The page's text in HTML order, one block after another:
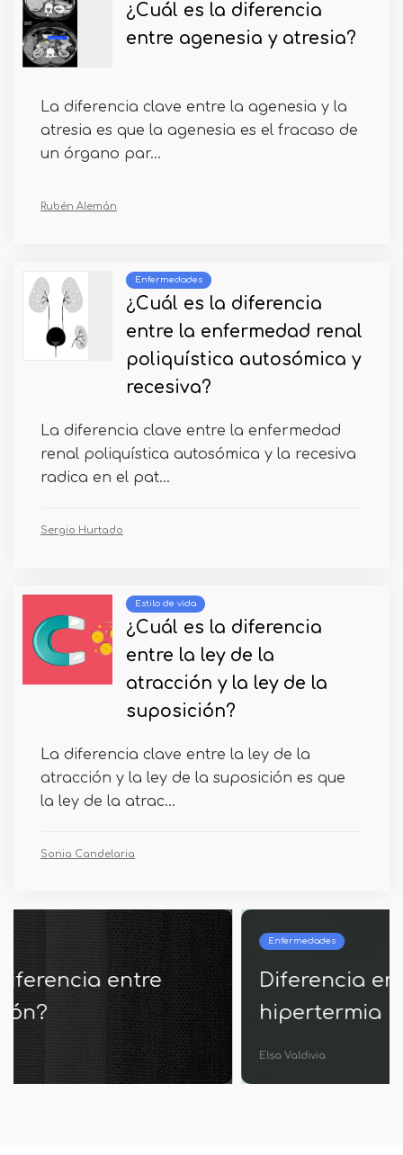
¿Cuál es la diferencia
entre agenesia y atresia?
La diferencia clave entre la agenesia y la
atresia es que la agenesia es el fracaso de
un órgano par...
Rubén Alemán
Enfermedades
¿Cuál es la diferencia
entre la enfermedad renal
poliquística autosómica y
recesiva?
La diferencia clave entre la enfermedad
renal poliquística autosómica y la recesiva
radica en el pat...
Sergio Hurtado
Estilo de vida
¿Cuál es la diferencia
entre la ley de la
atracción y la ley de la
suposición?
La diferencia clave entre la ley de la
atracción y la ley de la suposición es que
la ley de la atrac...
Sonia Candelaria
Diferencia entre hipotermia e
hipertermia